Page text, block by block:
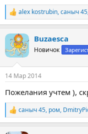
Р
е
к
ц
и
alex kostrubin,саныч 45
Buzaesca
Новичок
14 Мар 2014
Пожелания учтем ),
Р
е
саныч 45, ром,